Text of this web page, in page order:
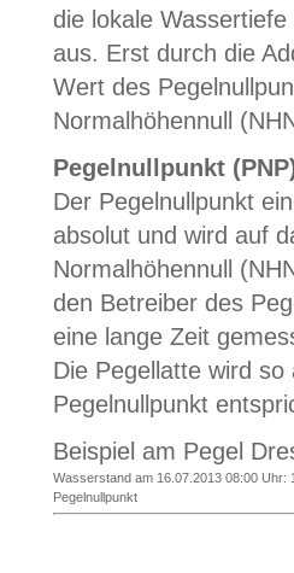
die lokale
aus. Erst durch die
Wert des
Normalhöhennull
Pegelnullpunkt
Der Pegelnullpunkt
absolut und wird auf
Normalhöhennull
den Betreiber des
eine lange Zeit
Die Pegellatte wird
Pegelnullpunkt
Beispiel am Pegel
Wasserstand am 16.07.2013 08:00 Uhr:
Pegelnullpunkt